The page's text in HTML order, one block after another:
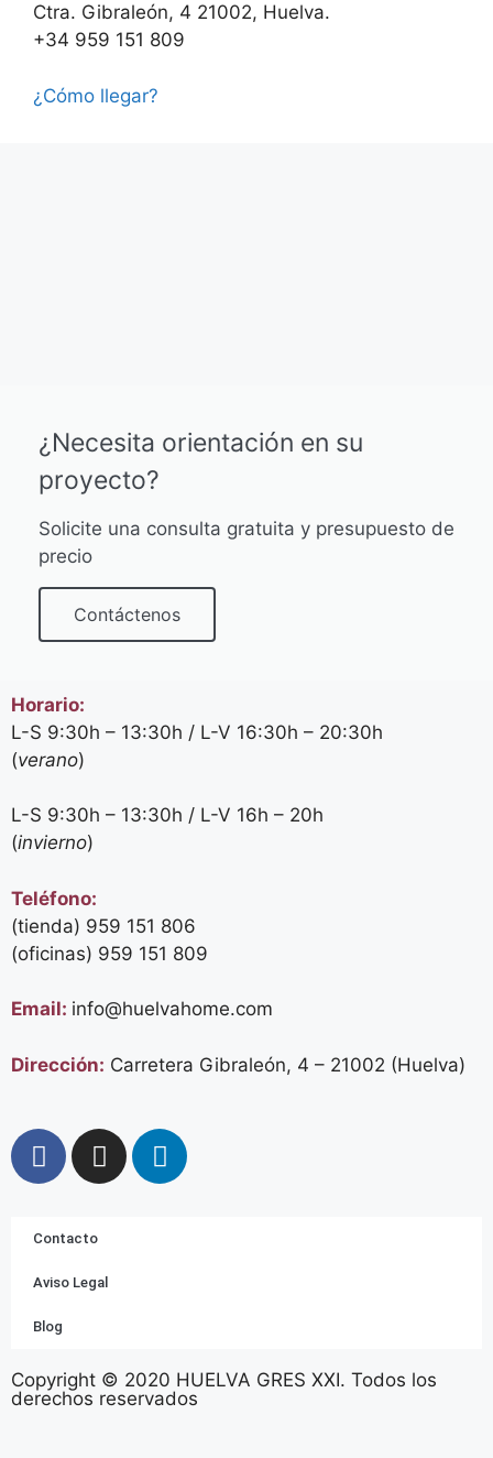
Ctra. Gibraleón, 4 21002, Huelva.
+34 959 151 809
¿Cómo llegar?
¿Necesita orientación en su
proyecto?
Solicite una consulta gratuita y presupuesto de
precio
Contáctenos
Horario:
L-S 9:30h – 13:30h / L-V 16:30h – 20:30h
(verano)
L-S 9:30h – 13:30h / L-V 16h – 20h
(invierno)
Teléfono:
(tienda) 959 151 806
(oficinas) 959 151 809
Email: info@huelvahome.com
Dirección: Carretera Gibraleón, 4 – 21002 (Huelva)
Contacto
Aviso Legal
Blog
Copyright © 2020 HUELVA GRES XXI. Todos los
derechos reservados